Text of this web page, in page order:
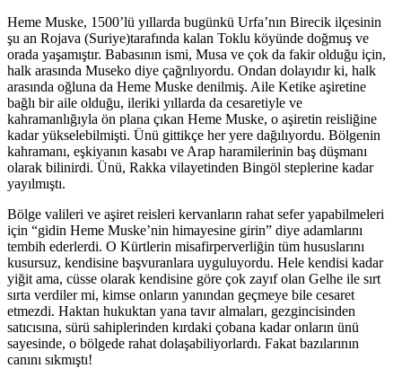
Heme Muske, 1500’lü yıllarda bugünkü Urfa’nın Birecik ilçesinin
şu an Rojava (Suriye)tarafında kalan Toklu köyünde doğmuş ve
orada yaşamıştır. Babasının ismi, Musa ve çok da fakir olduğu için,
halk arasında Museko diye çağrılıyordu. Ondan dolayıdır ki, halk
arasında oğluna da Heme Muske denilmiş. Aile Ketike aşiretine
bağlı bir aile olduğu, ileriki yıllarda da cesaretiyle ve
kahramanlığıyla ön plana çıkan Heme Muske, o aşiretin reisliğine
kadar yükselebilmişti. Ünü gittikçe her yere dağılıyordu. Bölgenin
kahramanı, eşkiyanın kasabı ve Arap haramilerinin baş düşmanı
olarak bilinirdi. Ünü, Rakka vilayetinden Bingöl steplerine kadar
yayılmıştı.
Bölge valileri ve aşiret reisleri kervanların rahat sefer yapabilmeleri
için “gidin Heme Muske’nin himayesine girin” diye adamlarını
tembih ederlerdi. O Kürtlerin misafirperverliğin tüm hususlarını
kusursuz, kendisine başvuranlara uyguluyordu. Hele kendisi kadar
yiğit ama, cüsse olarak kendisine göre çok zayıf olan Gelhe ile sırt
sırta verdiler mi, kimse onların yanından geçmeye bile cesaret
etmezdi. Haktan hukuktan yana tavır almaları, gezgincisinden
satıcısına, sürü sahiplerinden kırdaki çobana kadar onların ünü
sayesinde, o bölgede rahat dolaşabiliyorlardı. Fakat bazılarının
canını sıkmıştı!